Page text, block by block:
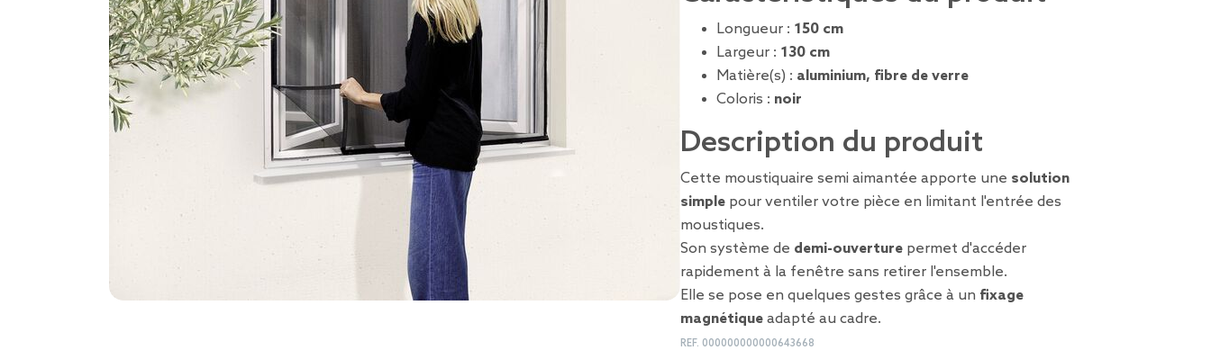
Longueur : 150 cm
Largeur : 130 cm
Matière(s) : aluminium, fibre de verre
Coloris : noir
Description du produit
Cette moustiquaire semi aimantée apporte une solution
simple pour ventiler votre pièce en limitant l'entrée des
moustiques.
Son système de demi-ouverture permet d'accéder
rapidement à la fenêtre sans retirer l'ensemble.
Elle se pose en quelques gestes grâce à un fixage
magnétique adapté au cadre.
REF. 000000000000643668